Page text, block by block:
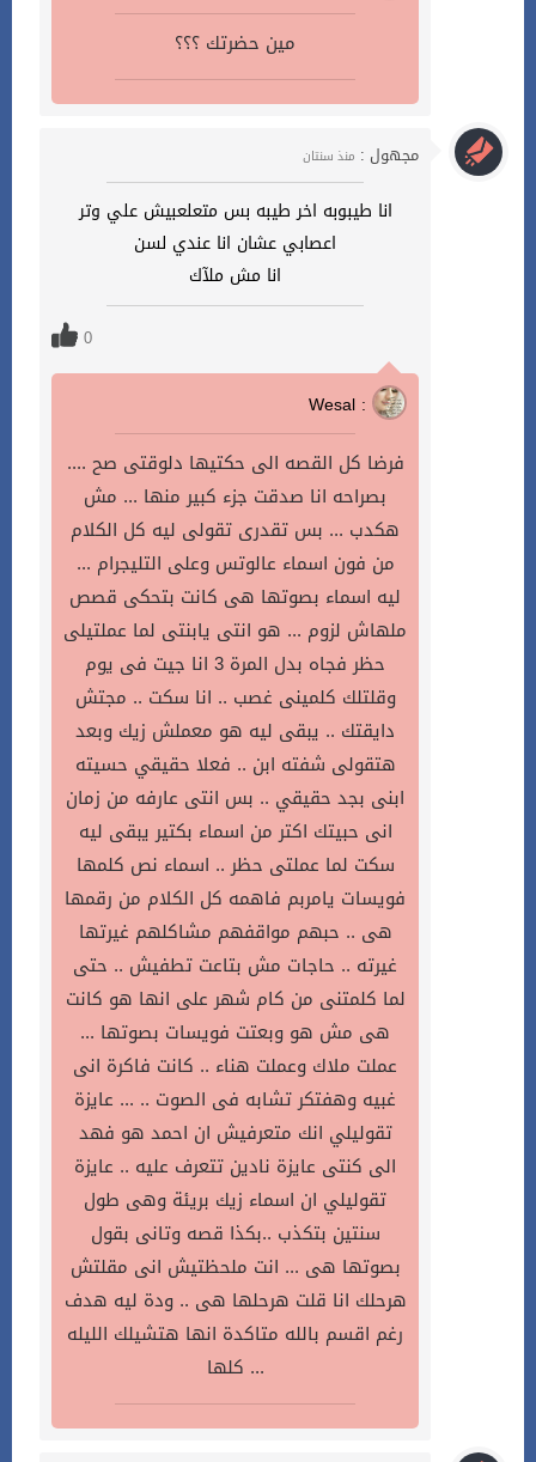
مين حضرتك ؟؟؟
مجهول : منذ سنتان
انا طيبوبه اخر طيبه بس متعلعبيش علي وتر
اعصابي عشان انا عندي لسن
انا مش ملآك
0
Wesal :
فرضا كل القصه الى حكتيها دلوقتى صح ....
بصراحه انا صدقت جزء كبير منها ... مش
هكدب ... بس تقدرى تقولى ليه كل الكلام
من فون اسماء عالوتس وعلى التليجرام ...
ليه اسماء بصوتها هى كانت بتحكى قصص
ملهاش لزوم ... هو انتى يابنتى لما عملتيلى
حظر فجاه بدل المرة 3 انا جيت فى يوم
وقلتلك كلمينى غصب .. انا سكت .. مجتش
دايقتك .. يبقى ليه هو معملش زيك وبعد
هتقولى شفته ابن .. فعلا حقيقي حسيته
ابنى بجد حقيقي .. بس انتى عارفه من زمان
انى حبيتك اكتر من اسماء بكتير يبقى ليه
سكت لما عملتى حظر .. اسماء نص كلمها
فويسات يامربم فاهمه كل الكلام من رقمها
هى .. حبهم مواقفهم مشاكلهم غيرتها
غيرته .. حاجات مش بتاعت تطفيش .. حتى
لما كلمتنى من كام شهر على انها هو كانت
هى مش هو وبعتت فويسات بصوتها ...
عملت ملاك وعملت هناء .. كانت فاكرة انى
غبيه وهفتكر تشابه فى الصوت .. ... عايزة
تقوليلي انك متعرفيش ان احمد هو فهد
الى كنتى عايزة نادين تتعرف عليه .. عايزة
تقوليلي ان اسماء زيك بريئة وهى طول
سنتين بتكذب ..بكذا قصه وتانى بقول
بصوتها هى ... انت ملحظتيش انى مقلتش
هرحلك انا قلت هرحلها هى .. ودة ليه هدف
رغم اقسم بالله متاكدة انها هتشيلك الليله
كلها ...